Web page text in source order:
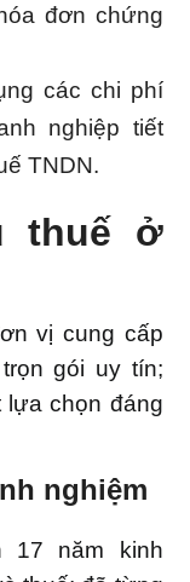
đơn chứng
các chi phí
nghiệp tiết
TNDN.
thuế ở
vị cung cấp
gói uy tín;
lựa chọn đáng
nghiệm
17 năm kinh